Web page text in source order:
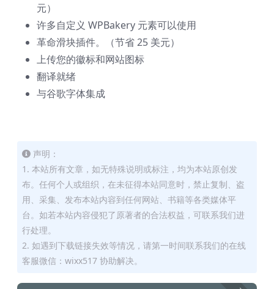
元）
许多自定义 WPBakery 元素可以使用
革命滑块插件。（节省 25 美元）
上传您的徽标和网站图标
翻译就绪
与谷歌字体集成
声明：
1. 本站所有文章，如无特殊说明或标注，均为本站原创发
布。任何个人或组织，在未征得本站同意时，禁止复制、盗
用、采集、发布本站内容到任何网站、书籍等各类媒体平
台。如若本站内容侵犯了原著者的合法权益，可联系我们进
行处理。
2. 如遇到下载链接失效等情况，请第一时间联系我们的在线
客服微信：wixx517 协助解决。